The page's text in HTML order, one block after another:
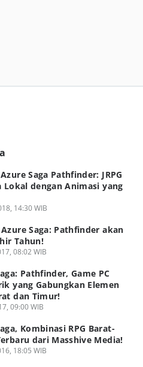
Saga Pathfinder: JRPG
Lokal dengan Animasi yang
14:30 WIB
Azure Saga: Pathfinder akan
Tahun!
08:02 WIB
Pathfinder, Game PC
yang Gabungkan Elemen
dan Timur!
09:00 WIB
Kombinasi RPG Barat-
dari Masshive Media!
18:05 WIB